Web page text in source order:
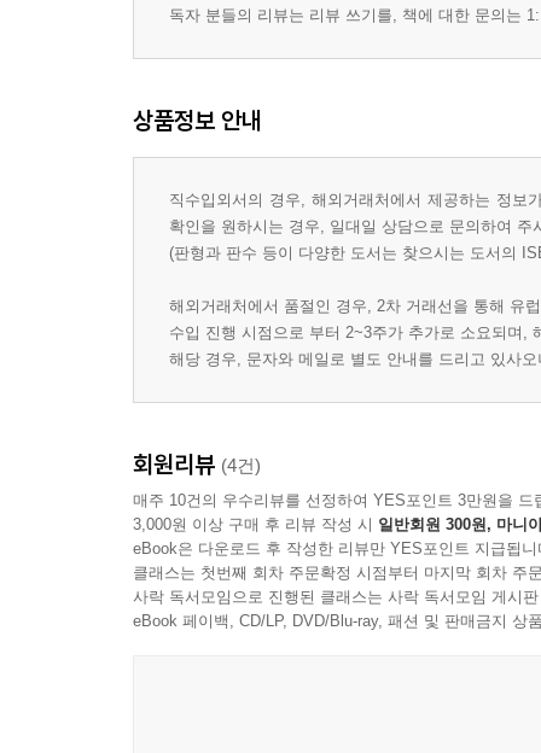
독자 분들의 리뷰는 리뷰 쓰기를, 책에 대한 문의는
상품정보 안내
직수입외서의 경우, 해외거래처에서 제공하는 정
확인을 원하시는 경우, 일대일 상담으로 문의하여 주
(판형과 판수 등이 다양한 도서는 찾으시는 도서의
해외거래처에서 품절인 경우, 2차 거래선을 통해 유
수입 진행 시점으로 부터 2~3주가 추가로 소요되며,
해당 경우, 문자와 메일로 별도 안내를 드리고 있사
회원리뷰 (4건)
매주 10건의 우수리뷰를 선정하여 YES포인트 3만원을 드
3,000원 이상 구매 후 리뷰 작성 시 일반회원 300원, 마니
eBook은 다운로드 후 작성한 리뷰만 YES포인트 지급됩니
클래스는 첫번째 회차 주문확정 시점부터 마지막 회차 주
사락 독서모임으로 진행된 클래스는 사락 독서모임 게시
eBook 페이백, CD/LP, DVD/Blu-ray, 패션 및 판매금지 상